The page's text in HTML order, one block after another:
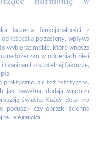
łączenia funkcjonalności z
od łóżeczkapo zasłony, wpływa
wybierać meble, które wnoszą
łóżeczko w odcieniach bieli
i tkaninami o subtelnej fakturze,
praktyczne, ale też estetyczne.
jak bawełna, dodają wnętrzu
światło. Każdy detal ma
poduszki czy obrazki ścienne
i elegancka.